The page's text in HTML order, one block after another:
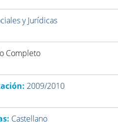
y Jurídicas
Completo
2009/2010
Castellano